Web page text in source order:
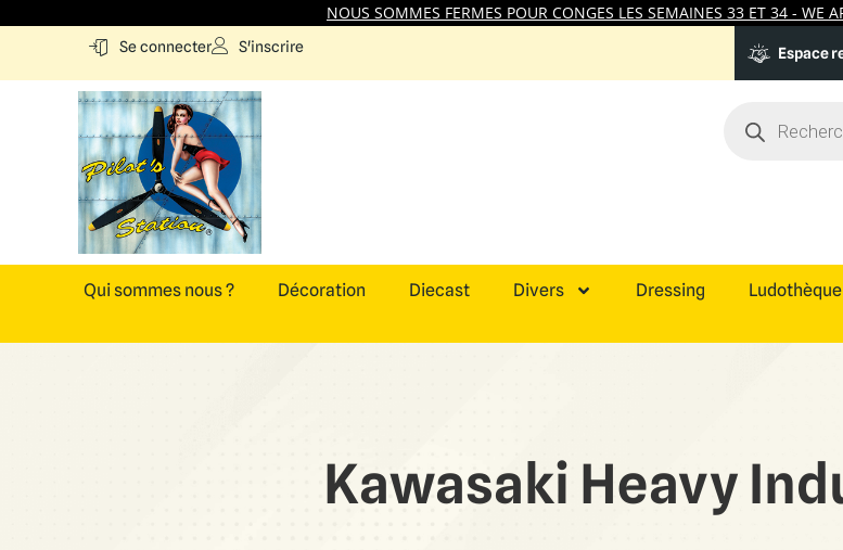
NOUS SOMMES FERMES POUR CONGES LES SEMAINES 33 ET 34 - WE
Se connecter S'inscrire Espace
Qui sommes nous ? Décoration Diecast Divers Dressing Ludothèque
Kawasaki Heavy